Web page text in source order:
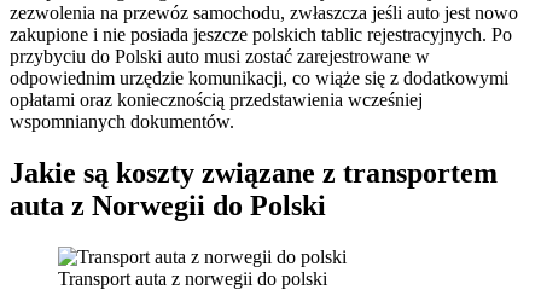
zezwolenia na przewóz samochodu, zwłaszcza jeśli auto jest nowo
zakupione i nie posiada jeszcze polskich tablic rejestracyjnych. Po
przybyciu do Polski auto musi zostać zarejestrowane w
odpowiednim urzędzie komunikacji, co wiąże się z dodatkowymi
opłatami oraz koniecznością przedstawienia wcześniej
wspomnianych dokumentów.
Jakie są koszty związane z transportem
auta z Norwegii do Polski
Transport auta z norwegii do polski